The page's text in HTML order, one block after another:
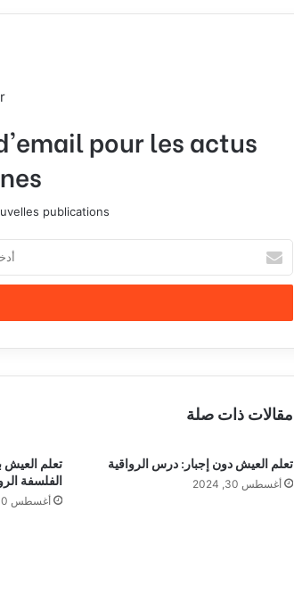
ب
pour les actus
publications.
خ
ب
د
ا
ل
ك
مقالات ذات صلة
تعلم العيش دون إجبار: درس الرواقية
أغسطس 30, 2024
تعلم
الفلسفة
أغسطس 30, 2024